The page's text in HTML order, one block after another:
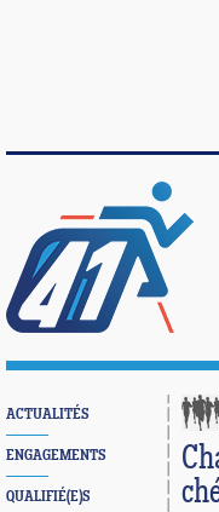
ACTUALITÉS
ENGAGEMENTS
QUALIFIÉ(E)S